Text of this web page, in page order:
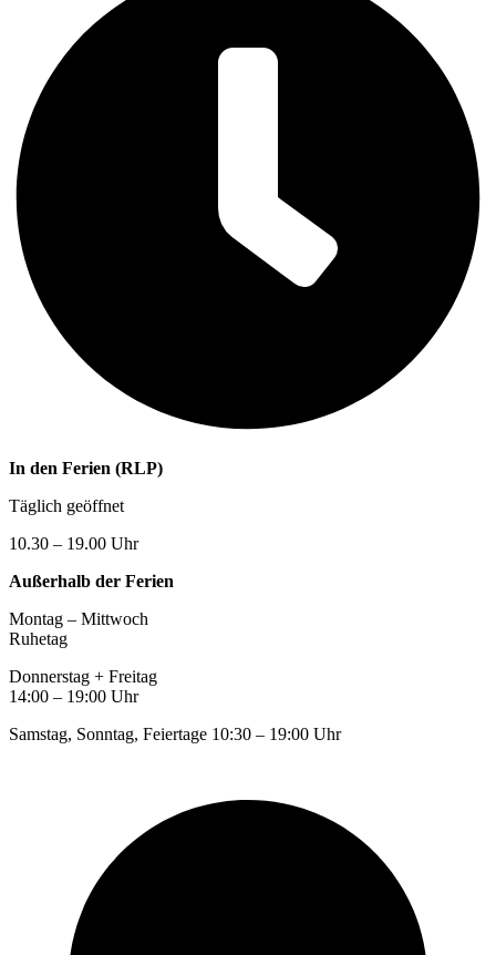
In den Ferien (RLP)
Täglich geöffnet
10.30 – 19.00 Uhr
Außerhalb der Ferien
Montag – Mittwoch
Ruhetag
Donnerstag + Freitag
14:00 – 19:00 Uhr
Samstag, Sonntag, Feiertage 10:30 – 19:00 Uhr